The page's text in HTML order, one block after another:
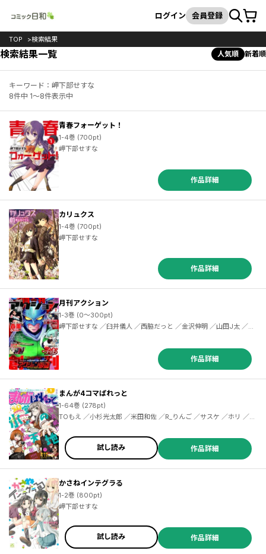
検索
ログイン 会員登録カート
TOP 検索結果
検索結果一覧 人気順 新着順
キーワード：岬下部せすな
8件中 1～8件表示中
青春フォーゲット！
1-4巻 (700pt)
岬下部せすな
作品詳細
カリュクス
1-4巻 (700pt)
岬下部せすな
作品詳細
月刊アクション
1-3巻 (0～300pt)
岬下部せすな ／臼井儀人 ／西脇だっと ／金沢伸明 ／山田J太 ／カ
ザマアヤミ ／すたひろ ／浜田よしかづ ／歌麿 ／板倉梓 ／柳本光晴
／まことじ ／カズミヤアキラ ／くまのとおる ／菅原敬太 ／稲光伸
二 ／えのきづ ／クール教信者 ／シモダアサミ ／コンノトヒロ ／き
や ／幸田廣信 ／ＵＹスタジオ
作品詳細
まんが4コマぱれっと
1-64巻 (278pt)
TOもえ ／小杉光太郎 ／米田和佐 ／R_りんご ／サスケ ／ホリ ／『アズールレーン』運営 ／中原開平 ／pote ／茂木康信 ／伊織ハル ／楠元とうか ／ねこうめ ／鳶村 ／上海散爆網絡科技有限公司 ／れぐ95 ／紀ノ上晟一 ／ＴＹＰＥ－ＭＯＯＮ ／磨伸映一郎 ／あぐ ／雨宮結生 ／東ふゆ ／ゆぐる ／田口囁一 ／吠えるタロウ ／ストロマ ／荒井チェリー ／しの ／PONZOOM ／鮭乃らるかん ／まえ葉 ／syuri22 ／冬瀬 ／タムラヨウ ／よの ／御家かえる ／おちゃ芥 ／富士伸太 ／珠梨やすゆき ／狂zip
試し読み 作品詳細
かさねインテグラる
1-2巻 (800pt)
岬下部せすな
試し読み 作品詳細